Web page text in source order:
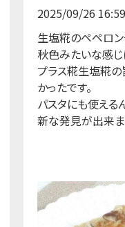
2025/09/26 16:59
生塩糀のペペロン
秋色みたいな感じ
プラス糀生塩糀の
かったです。
パスタにも使える
新な発見が出来ま